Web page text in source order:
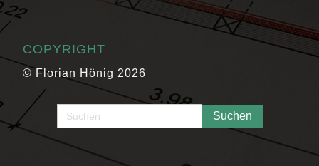
COPYRIGHT
© Florian Hönig 2026